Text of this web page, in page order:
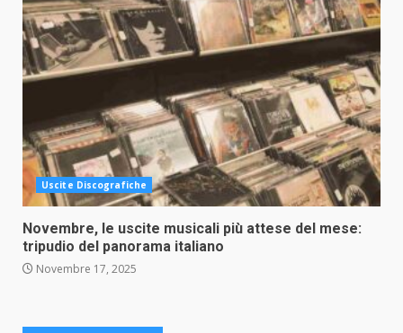
Uscite Discografiche
Novembre, le uscite musicali più attese del mese:
tripudio del panorama italiano
Novembre 17, 2025